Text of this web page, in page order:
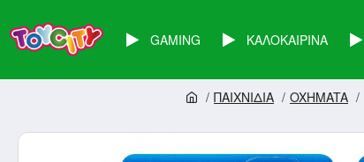
GAMING ΚΑΛΟΚΑΙΡΙΝΑ
ΠΑΙΧΝΙΔΙΑ OXHMATA